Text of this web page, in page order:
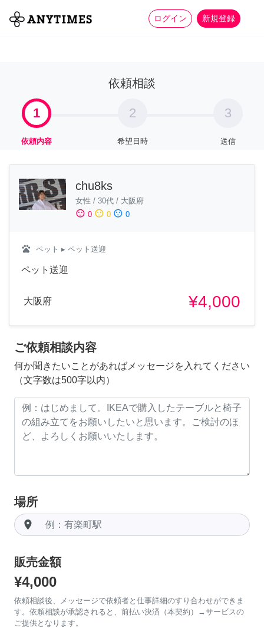
ログイン 新規登録
全て 家事 more_horiz
依頼相談
1
依頼内容
2
希望日時
3
送信
chu8ks
女性 / 30代 / 大阪府
sentiment_satisfied 0 sentiment_neutral 0 sentiment_dissatisfied 0
pets ペット ▸ ペット送迎
ペット送迎
大阪府 ¥4,000
ご依頼相談内容
何か聞きたいことがあればメッセージを入れてください
（文字数は500字以内）
場所
room
販売金額
¥4,000
依頼相談後、メッセージで依頼者と仕事詳細のすり合わせができま
す。依頼相談が承認されると、前払い決済（本契約）→サービスの
ご提供となります。